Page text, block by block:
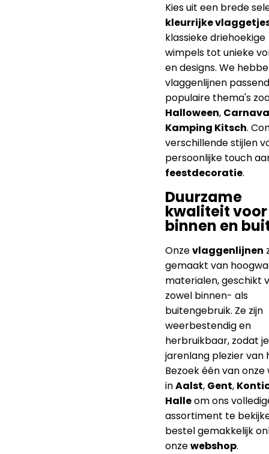
Kies uit een brede
kleurrijke
klassieke driehoekige
wimpels tot unieke
en designs. We
vlaggenlijnen
populaire thema's
Halloween,
Kamping Kitsch.
verschillende stijlen
persoonlijke touch
feestdecoratie.
Duurzame
kwaliteit voor
binnen en
Onzevlaggenlijnen
gemaakt van
materialen, geschikt
zowel binnen- als
buitengebruik. Ze zijn
weerbestendig en
herbruikbaar, zodat
jarenlang plezier van
Bezoek één van onze
inAalst, Gent,
Halleom ons
assortiment te
bestel gemakkelijk
onzewebshop.